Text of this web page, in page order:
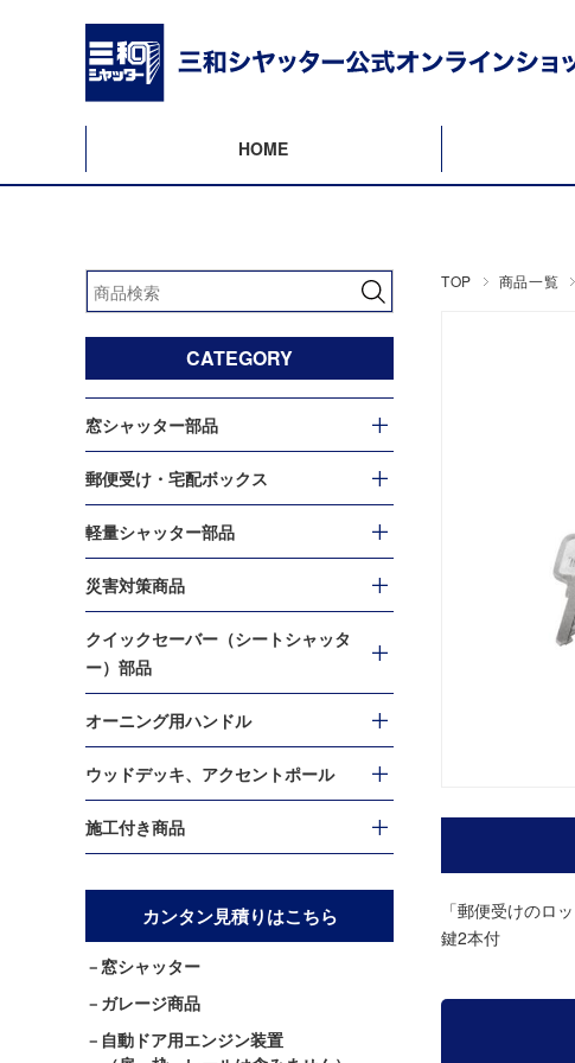
HOME
TOP 商品一覧
「郵便受けのロ
鍵2本付
CATEGORY
窓シャッター部品
郵便受け・宅配ボックス
軽量シャッター部品
災害対策商品
クイックセーバー（シートシャッタ
ー）部品
オーニング用ハンドル
ウッドデッキ、アクセントポール
施工付き商品
カンタン見積りはこちら
窓シャッター
ガレージ商品
自動ドア用エンジン装置